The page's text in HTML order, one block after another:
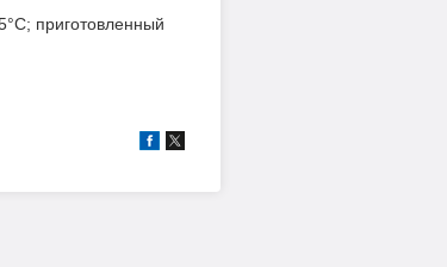
приготовленный